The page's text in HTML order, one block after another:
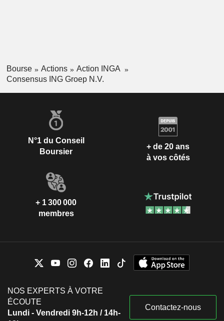
Bourse Actions
Action INGA
Consensus ING Groep N.V.
N°1 du Conseil
Boursier
+ de 20 ans
à vos côtés
+ 1 300 000
membres
NOS EXPERTS À VOTRE
ÉCOUTE
Lundi - Vendredi 9h-12h / 14h-
Contactez-nous